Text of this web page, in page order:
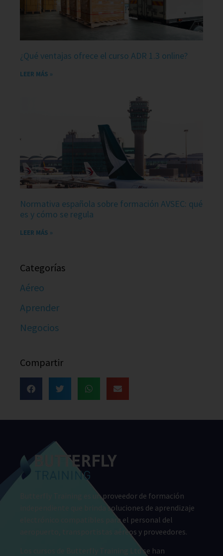
¿Qué ventajas ofrece el curso ADR 1.3 online?
LEER MÁS »
Normativa española sobre formación AVSEC: qué
es y cómo se regula
LEER MÁS »
Categorías
Aéreo
Aprender
Negocios
Compartir
Butterfly Training es un proveedor de formación
independiente que brinda soluciones de aprendizaje
electrónico compatibles para el personal del
aeropuerto, transportistas aéreos y proveedores.
Los cursos de Butterfly Training Ltd se han